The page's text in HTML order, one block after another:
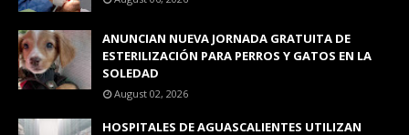
ANUNCIAN NUEVA JORNADA GRATUITA DE
ESTERILIZACIÓN PARA PERROS Y GATOS EN LA
SOLEDAD
August 02, 2026
HOSPITALES DE AGUASCALIENTES UTILIZAN